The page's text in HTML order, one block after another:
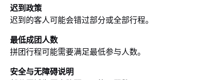
迟到政策
迟到的客人可能会错过部分或全部行程。
最低成团人数
拼团行程可能需要满足最低参与人数。
安全与无障碍说明